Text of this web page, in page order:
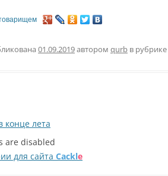
01.09.2019автором qurb в рубрике
конце лета
are disabled
для сайта Cackle